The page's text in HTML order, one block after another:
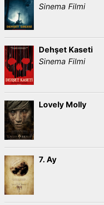
Sinema Filmi
Dehşet Kaseti
Sinema Filmi
Lovely Molly
7. Ay